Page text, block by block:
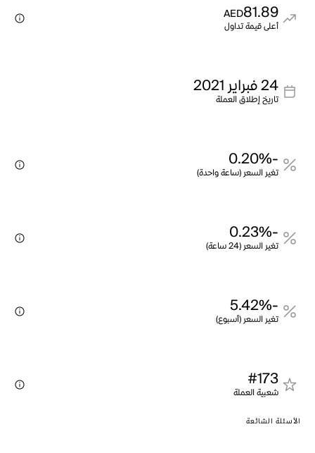
81.89
AED
أعلى قيمة تداول
24 فبراير 2021
تاريخ إطلاق العملة
-0.20%
تغير السعر (ساعة واحدة)
-0.23%
تغير السعر (24 ساعة)
-5.42%
تغير السعر (أسبوع)
#173
شعبية العملة
الأسئلة الشائعة